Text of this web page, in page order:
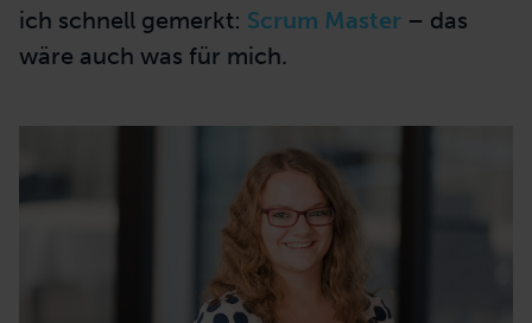
ich schnell gemerkt: Scrum Master – das
wäre auch was für mich.